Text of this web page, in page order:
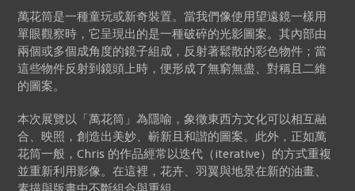
萬花筒是一種童玩或新奇裝置。當我們像使用望遠鏡一樣用
單眼觀察時，它呈現出的是一種破碎的光影圖案。其內部由
兩個或多個成角度的鏡子組成，反射著鬆散的彩色物件；當
這些物件反射到鏡頭上時，便形成了無窮無盡、對稱且二維
的圖案。
本次展覽以「萬花筒」為隱喻，象徵東西方文化可以相互融
合、映照，創造出美妙、嶄新且和諧的圖案。此外，正如萬
花筒一般，Chris 的作品經常以迭代（iterative）的方式重複
並重新利用影像。在這裡，花卉、羽翼與地景在新的油畫、